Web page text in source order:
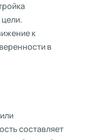
к
в
составляет